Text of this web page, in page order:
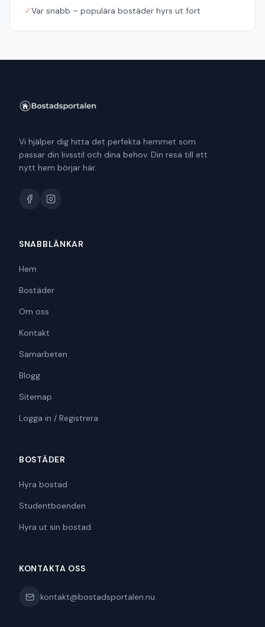
✓Var snabb – populära bostäder hyrs ut fort
Vi hjälper dig hitta det perfekta hemmet som
passar din livsstil och dina behov. Din resa till ett
nytt hem börjar här.
SNABBLÄNKAR
Hem
Bostäder
Om oss
Kontakt
Samarbeten
Blogg
Sitemap
Logga in / Registrera
BOSTÄDER
Hyra bostad
Studentboenden
Hyra ut sin bostad
KONTAKTA OSS
kontakt@bostadsportalen.nu